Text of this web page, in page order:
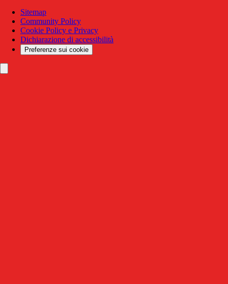
Sitemap
Community Policy
Cookie Policy e Privacy
Dichiarazione di accessibilità
Preferenze sui cookie